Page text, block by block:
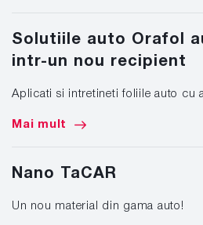
Solutiile auto Orafol
intr-un nou recipient
Aplicati si intretineti foliile auto cu
Mai mult
Nano TaCAR
Un nou material din gama auto!